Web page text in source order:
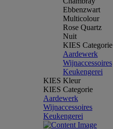
Ebbenzwart
Multicolour
Rose Quartz
Nuit
KIES Categorie
Aardewerk
Wijnaccessoires
Keukengerei
KIES Kleur
KIES Categorie
Aardewerk
Wijnaccessoires
Keukengerei